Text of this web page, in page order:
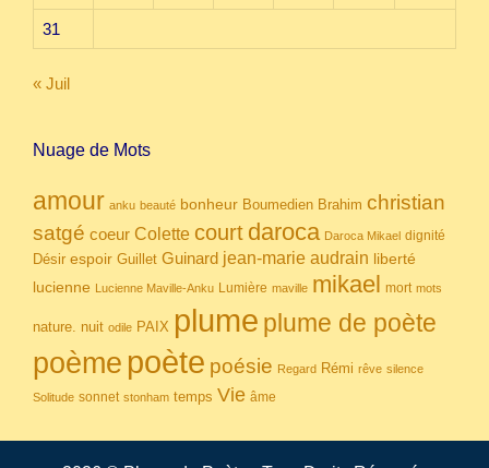
31
« Juil
Nuage de Mots
amour anku beauté bonheur Boumedien Brahim christian
satgé coeur Colette court daroca Daroca Mikael dignité
Désir espoir Guillet Guinard jean-marie audrain liberté
lucienne Lucienne Maville-Anku Lumière maville mikael mort mots
nature. nuit odile PAIX plume plume de poète
poème poète poésie Regard Rémi rêve silence
Solitude sonnet stonham temps Vie âme